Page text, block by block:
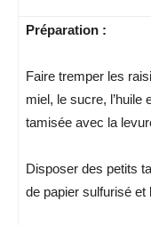
Préparation :
Faire tremper les
miel, le sucre,
tamisée avec la
Disposer des petits
de papier sulfurisé et